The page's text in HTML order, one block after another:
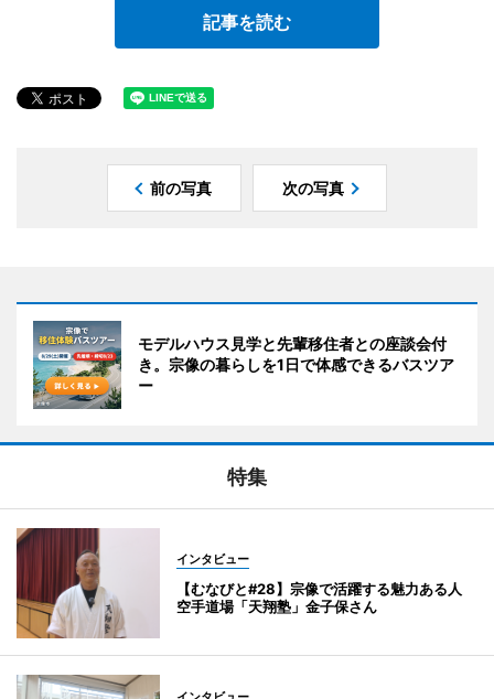
記事を読む
前の写真 次の写真
モデルハウス見学と先輩移住者との座談会付
き。宗像の暮らしを1日で体感できるバスツア
ー
特集
インタビュー
【むなびと#28】宗像で活躍する魅力ある人
空手道場「天翔塾」金子保さん